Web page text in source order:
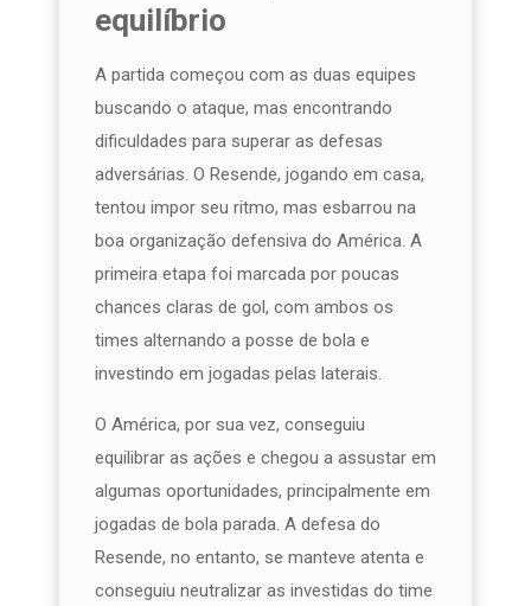
equilíbrio
A partida começou com as duas equipes
buscando o ataque, mas encontrando
dificuldades para superar as defesas
adversárias. O Resende, jogando em casa,
tentou impor seu ritmo, mas esbarrou na
boa organização defensiva do América. A
primeira etapa foi marcada por poucas
chances claras de gol, com ambos os
times alternando a posse de bola e
investindo em jogadas pelas laterais.
O América, por sua vez, conseguiu
equilibrar as ações e chegou a assustar em
algumas oportunidades, principalmente em
jogadas de bola parada. A defesa do
Resende, no entanto, se manteve atenta e
conseguiu neutralizar as investidas do time